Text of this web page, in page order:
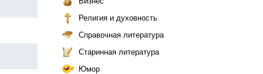
Религия и духовность
Справочная литература
Старинная литература
Юмор